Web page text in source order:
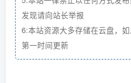
发现请向站长举报
6:本站资源大多存储在云盘，
第一时间更新